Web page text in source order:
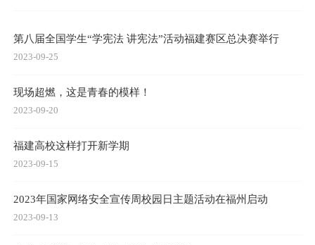
第八届全国学生“学宪法 讲宪法”活动福建赛区总决赛举行
2023-09-25
现场超燃，这是青春的模样！
2023-09-20
福建高校这样打开新学期
2023-09-15
2023年国家网络安全宣传周校园日主题活动在福州启动
2023-09-13